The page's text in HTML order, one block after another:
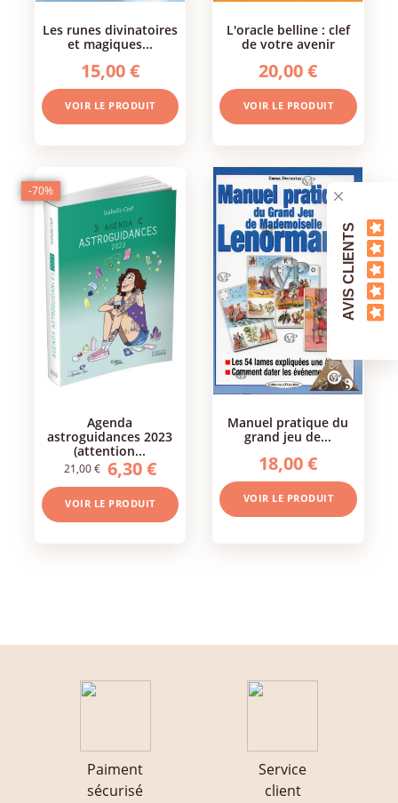
les runes divinatoires
et magiques...
15,00 €
VOIR LE PRODUIT
l'oracle belline : clef
de votre avenir
20,00 €
VOIR LE PRODUIT
agenda
astroguidances 2023
(attention...
21,00 € 6,30 €
VOIR LE PRODUIT
-70%
manuel pratique du
grand jeu de...
18,00 €
VOIR LE PRODUIT
Paiment
sécurisé
Service
client
AVIS CLIENTS